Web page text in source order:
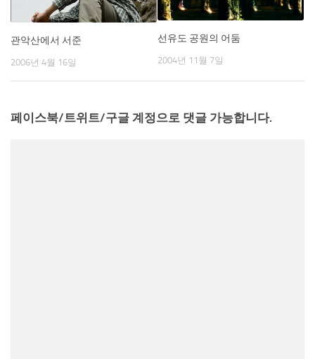
관악산에서 서준
2006년 4월 16일
선유도 공원의 어둠
2004년 11월 7일
페이스북/트위트/구글 계정으로 댓글 가능합니다.